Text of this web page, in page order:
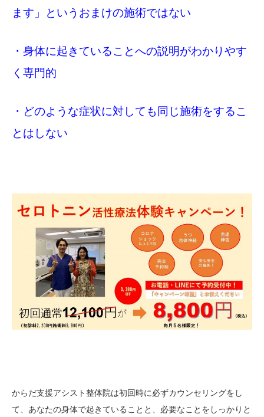
ます」というおまけの施術ではない
・身体に起きていることへの説明がわかりやす
く専門的
・どのような症状に対しても同じ施術をするこ
とはしない
からだ支援アシスト整体院は初回時に必ずカウンセリングをし
て、あなたの身体で起きていることと、必要なことをしっかりと